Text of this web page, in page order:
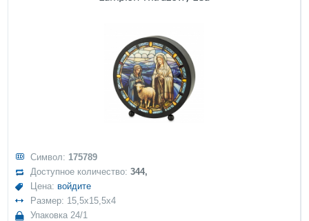
Символ: 175789
Доступное количество:344,
Цена: войдите
Размер: 15,5x15,5x4
Упаковка 24/1